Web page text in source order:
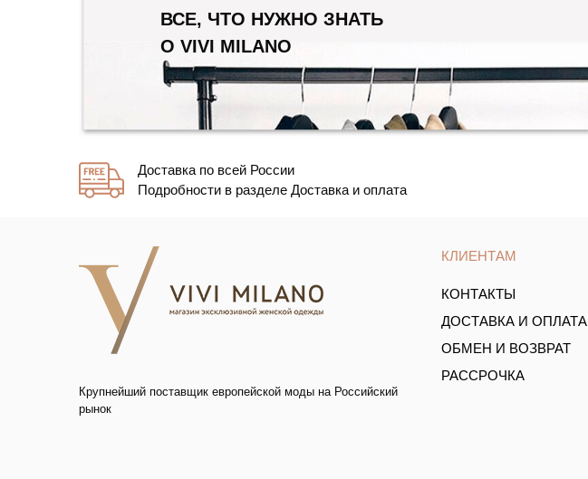
ВСЕ, ЧТО НУЖНО ЗНАТЬ
О VIVI MILANO
Доставка по всей России
Подробности в разделе Доставка и оплата
Крупнейший поставщик европейской моды на Российский
рынок
КЛИЕНТАМ
КОНТАКТЫ
ДОСТАВКА И ОПЛАТА
ОБМЕН И ВОЗВРАТ
РАССРОЧКА